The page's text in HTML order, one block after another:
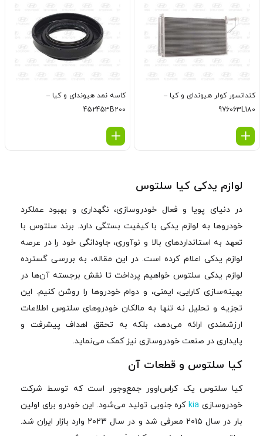
كندانسور كولر هیوندای و کیا –
976063L180
کاسه نمد هیوندای و کیا –
452453B200
لوازم یدکی کیا سلتوس
در دنیای پویا و فعال خودروسازی، نگهداری و بهبود عملکرد
خودروها به لوازم یدکی با کیفیت بستگی دارد. برند سلتوس با
تعهد به استانداردهای بالا و نوآوری، جاودانگی خود را در عرصه
لوازم یدکی اعلام کرده است. در این مقاله، به بررسی گسترده
لوازم یدکی سلتوس خواهیم پرداخت تا نقش برجسته آن‌ها در
بهینه‌سازی کارایی، ایمنی، و دوام خودروها را روشن کنیم. این
تجزیه و تحلیل نه تنها به مالکان خودروهای سلتوس اطلاعات
ارزشمندی ارائه می‌دهد، بلکه به تحقق اهداف پیشرفت و
پایداری در صنعت خودروسازی نیز کمک می‌نماید.
کیا سلتوس و قطعات آن
کیا سلتوس یک کراس‌اوور جمع‌وجور است که توسط شرکت
خودروسازی kiaکره جنوبی تولید می‌شود. این خودرو برای اولین
بار در سال ۲۰۱۵ معرفی شد و در سال ۲۰۲۳ وارد بازار ایران شد.